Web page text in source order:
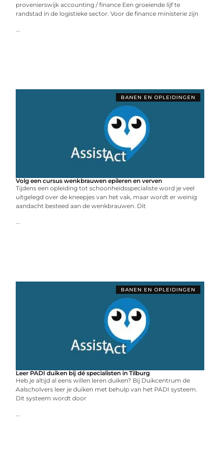
provenierswijk accounting / finance Een groeiende lijf te
randstad in de logistieke sector. Voor de finance ministerie zijn
...
BANEN EN OPLEIDINGEN
Volg een cursus wenkbrauwen epileren en verven
Tijdens een opleiding tot schoonheidsspecialiste word je veel
uitgelegd over de kneepjes van het vak, maar wordt er weinig
aandacht besteed aan de wenkbrauwen. Dit
...
BANEN EN OPLEIDINGEN
Leer PADI duiken bij dé specialisten in Tilburg
Heb je altijd al eens willen leren duiken? Bij Duikcentrum de
Aalscholvers leer je duiken met behulp van het PADI systeem.
Dit systeem wordt door
...